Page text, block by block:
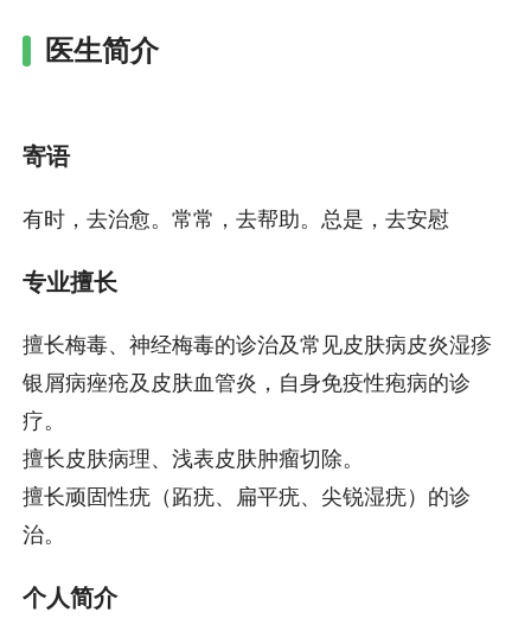
医生简介
寄语
有时，去治愈。常常，去帮助。总是，去安慰
专业擅长
擅长梅毒、神经梅毒的诊治及常见皮肤病皮炎湿疹
银屑病痤疮及皮肤血管炎，自身免疫性疱病的诊
疗。
擅长皮肤病理、浅表皮肤肿瘤切除。
擅长顽固性疣（跖疣、扁平疣、尖锐湿疣）的诊
治。
个人简介